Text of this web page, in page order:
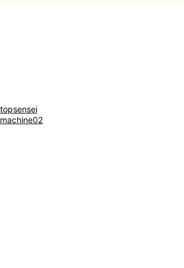
topsensei
machine02